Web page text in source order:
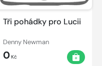
Tři pohádky pro Lucii
Denny Newman
0Kč